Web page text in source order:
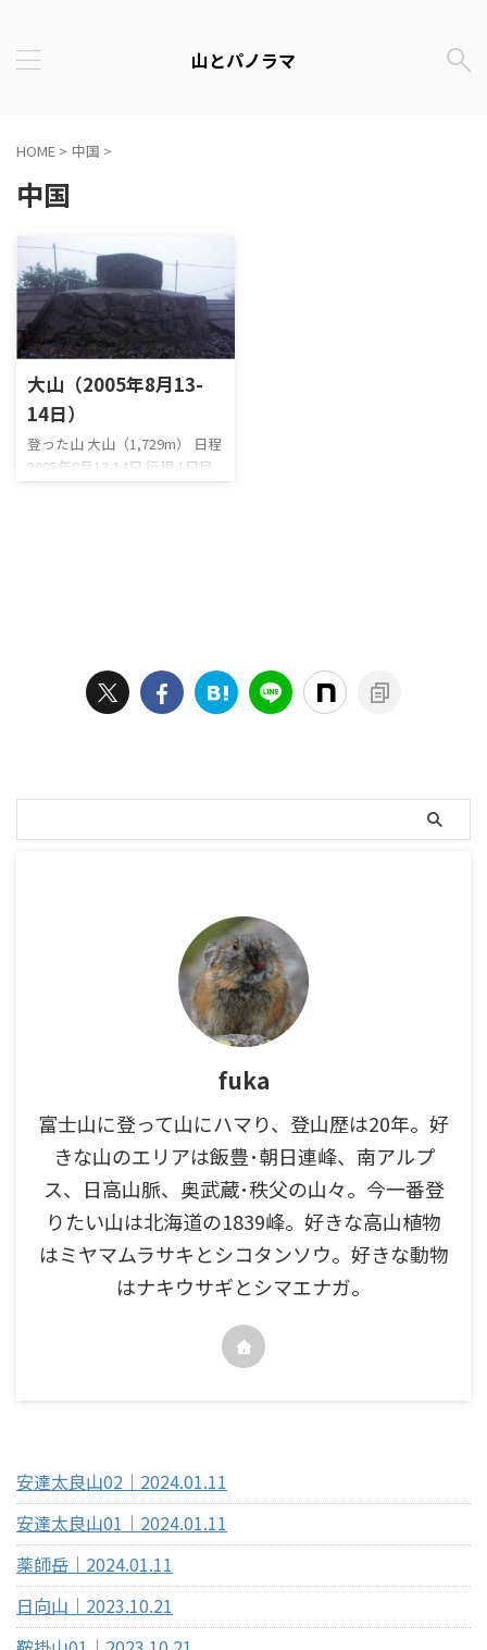
山とパノラマ
HOME > 中国 >
中国
大山（2005年8月13-
14日）
登った山 大山（1,729m） 日程
2005年8月13-14日 行程 1日目
岡山駅－岡山城－後楽園－岡
岳・荒川岳に登ろうと思ってい
たのだが、天候が悪いので断
念。折角の4連休なので天気が
fuka
富士山に登って山にハマり、登山歴は20年。好
きな山のエリアは飯豊･朝日連峰、南アルプ
ス、日高山脈、奥武蔵･秩父の山々。今一番登
りたい山は北海道の1839峰。好きな高山植物
はミヤマムラサキとシコタンソウ。好きな動物
はナキウサギとシマエナガ。
安達太良山02｜2024.01.11
安達太良山01｜2024.01.11
薬師岳｜2024.01.11
日向山｜2023.10.21